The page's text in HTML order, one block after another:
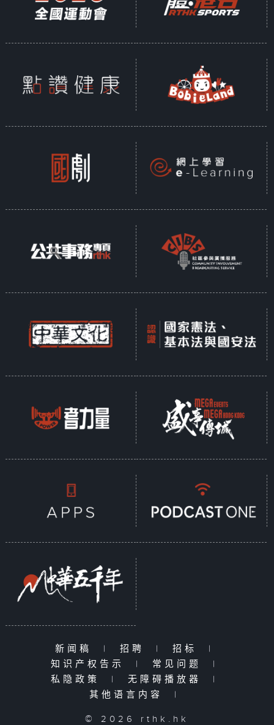
新闻稿 | 招聘 | 招标
|
知识产权告示
| 常见问题
|
私隐政策
| 无障碍播放器
|
其他语言内容
|
© 2026 rthk.hk